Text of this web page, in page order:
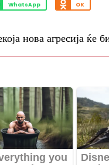
WhatsApp OK